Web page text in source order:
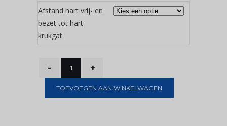
Afstand hart vrij- en
bezet tot hart
krukgat
TOEVOEGEN AAN WINKELWAGEN